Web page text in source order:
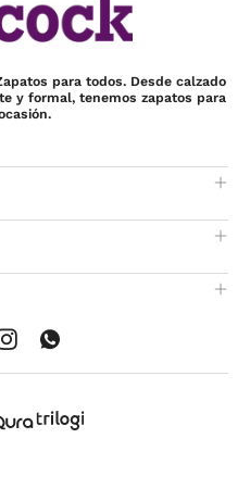
para todos. Desde calzado
y formal, tenemos zapatos para